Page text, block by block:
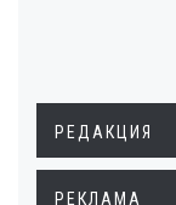
РЕДАКЦИЯ
РЕКЛАМА